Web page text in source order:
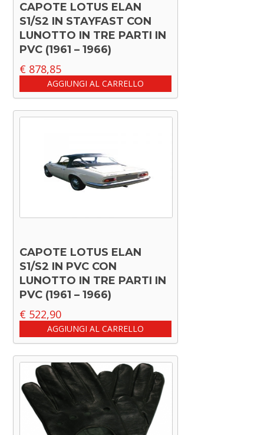
CAPOTE LOTUS ELAN
S1/S2 IN STAYFAST CON
LUNOTTO IN TRE PARTI IN
PVC (1961 – 1966)
€ 878,85
AGGIUNGI AL CARRELLO
CAPOTE LOTUS ELAN
S1/S2 IN PVC CON
LUNOTTO IN TRE PARTI IN
PVC (1961 – 1966)
€ 522,90
AGGIUNGI AL CARRELLO